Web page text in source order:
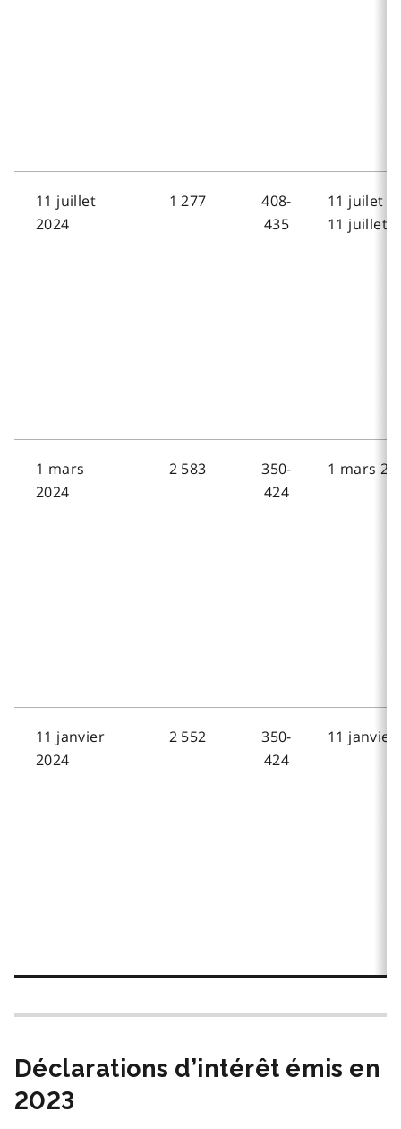
11 juillet
2024
1 277
408-
435
11 juilet
11 juillet
1 mars
2024
2 583
350-
424
1 mars
11 janvier
2024
2 552
350-
424
11 janvier
Déclarations d’intérêt émis en
2023